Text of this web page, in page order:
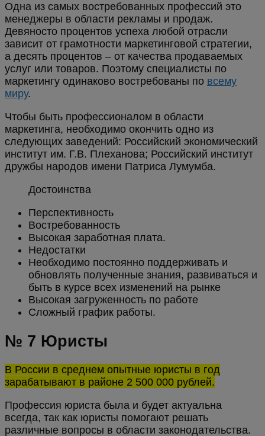
Одна из самых востребованных профессий это
менеджеры в области рекламы и продаж.
Девяносто процентов успеха любой отрасли
зависит от грамотности маркетинговой стратегии,
а десять процентов – от качества продаваемых
услуг или товаров. Поэтому специалисты по
маркетингу одинаково востребованы по всему
миру.
Чтобы быть профессионалом в области
маркетинга, необходимо окончить одно из
следующих заведений: Российский экономический
институт им. Г.В. Плеханова; Российский институт
дружбы народов имени Патриса Лумумба.
Достоинства
Перспективность
Востребованность
Высокая заработная плата.
Недостатки
Необходимо постоянно поддерживать и
обновлять полученные знания, развиваться и
быть в курсе всех изменений на рынке
Высокая загруженность по работе
Сложный график работы.
№ 7 Юристы
В России в среднем опытные юристы в год
зарабатывают в районе 2 500 000 рублей.
Профессия юриста была и будет актуальна
всегда, так как юристы помогают решать
различные вопросы в области законодательства.